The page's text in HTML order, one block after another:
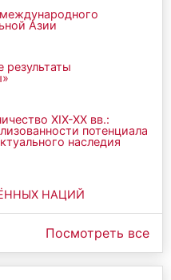
Азии
ХIХ-ХХ вв.:
потенциала
наследия
НАЦИЙ
Посмотреть все